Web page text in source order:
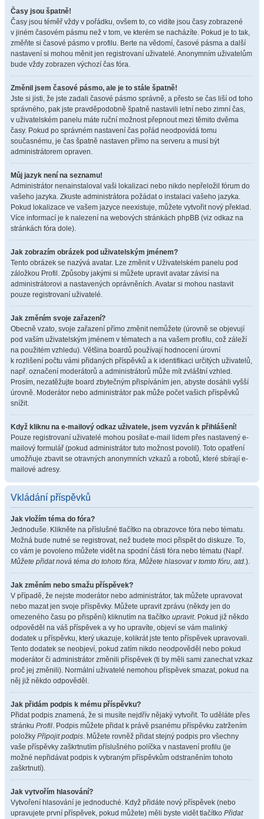
Časy jsou špatně!
Časy jsou téměř vždy v pořádku, ovšem to, co vidíte jsou časy zobrazené
v jiném časovém pásmu než v tom, ve kterém se nacházíte. Pokud je to tak,
změňte si časové pásmo v profilu. Berte na vědomí, časové pásma a další
nastavení si mohou měnit jen registrovaní uživatelé. Anonymním uživatelům
bude vždy zobrazen výchozí čas fóra.
Změnil jsem časové pásmo, ale je to stále špatně!
Jste si jisti, že jste zadali časové pásmo správně, a přesto se čas liší od toho
správného, pak jste pravděpodobně špatně nastavili letní nebo zimní čas,
v uživatelském panelu máte ruční možnost přepnout mezi těmito dvěma
časy. Pokud po správném nastavení čas pořád neodpovídá tomu
současnému, je čas špatně nastaven přímo na serveru a musí být
administrátorem opraven.
Můj jazyk není na seznamu!
Administrátor nenainstaloval vaši lokalizaci nebo nikdo nepřeložil fórum do
vašeho jazyka. Zkuste administrátora požádat o instalaci vašeho jazyka.
Pokud lokalizace ve vašem jazyce neexistuje, můžete vytvořit nový překlad.
Více informací je k nalezení na webových stránkách phpBB (viz odkaz na
stránkách fóra dole).
Jak zobrazím obrázek pod uživatelským jménem?
Tento obrázek se nazývá avatar. Lze změnit v Uživatelském panelu pod
záložkou Profil. Způsoby jakými si můžete upravit avatar závisí na
administrátorovi a nastavených oprávněních. Avatar si mohou nastavit
pouze registrovaní uživatelé.
Jak změním svoje zařazení?
Obecně vzato, svoje zařazení přímo změnit nemůžete (úrovně se objevují
pod vaším uživatelským jménem v tématech a na vašem profilu, což záleží
na použitém vzhledu). Většina boardů používají hodnocení úrovní
k rozlišení počtu vámi přidaných příspěvků a k identifikaci určitých uživatelů,
např. označení moderátorů a administrátorů může mít zvláštní vzhled.
Prosím, nezatěžujte board zbytečným přispíváním jen, abyste dosáhli vyšší
úrovně. Moderátor nebo administrátor pak může počet vašich příspěvků
snížit.
Když kliknu na e-mailový odkaz uživatele, jsem vyzván k přihlášení!
Pouze registrovaní uživatelé mohou posílat e-mail lidem přes nastavený e-
mailový formulář (pokud administrátor tuto možnost povolil). Toto opatření
umožňuje zbavit se otravných anonymních vzkazů a robotů, které sbírají e-
mailové adresy.
Vkládání příspěvků
Jak vložím téma do fóra?
Jednoduše. Klikněte na příslušné tlačítko na obrazovce fóra nebo tématu.
Možná bude nutné se registrovat, než budete moci přispět do diskuze. To,
co vám je povoleno můžete vidět na spodní části fóra nebo tématu (Např.
Můžete přidat nová téma do tohoto fóra, Můžete hlasovat v tomto fóru, atd.).
Jak změním nebo smažu příspěvek?
V případě, že nejste moderátor nebo administrátor, tak můžete upravovat
nebo mazat jen svoje příspěvky. Můžete upravit zprávu (někdy jen do
omezeného času po přispění) kliknutím na tlačítko upravit. Pokud již někdo
odpověděl na váš příspěvek a vy ho upravíte, objeví se vám malinký
dodatek u příspěvku, který ukazuje, kolikrát jste tento příspěvek upravovali.
Tento dodatek se neobjeví, pokud zatím nikdo neodpověděl nebo pokud
moderátor či administrátor změnili příspěvek (ti by měli sami zanechat vzkaz
proč jej změnili). Normální uživatelé nemohou příspěvek smazat, pokud na
něj již někdo odpověděl.
Jak přidám podpis k mému příspěvku?
Přidat podpis znamená, že si musíte nejdřív nějaký vytvořit. To uděláte přes
stránku Profil. Podpis můžete přidat k právě psanému příspěvku zatržením
položky Připojit podpis. Můžete rovněž přidat stejný podpis pro všechny
vaše příspěvky zaškrtnutím příslušného políčka v nastavení profilu (je
možné nepřidávat podpis k vybraným příspěvkům odstraněním tohoto
zaškrtnutí).
Jak vytvořím hlasování?
Vytvoření hlasování je jednoduché. Když přidáte nový příspěvek (nebo
upravujete první příspěvek, pokud můžete) měli byste vidět tlačítko Přidat